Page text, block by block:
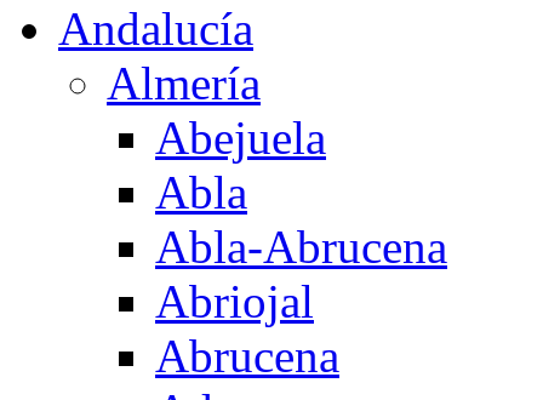
Andalucía
Almería
Abejuela
Abla
Abla-Abrucena
Abriojal
Abrucena